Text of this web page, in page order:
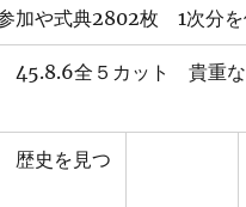
加や式典2802枚 1次分
45.8.6全５カット 貴重
歴史を見つ